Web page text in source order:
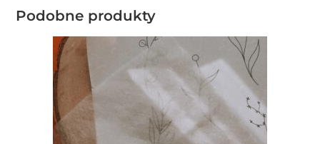
Podobne produkty